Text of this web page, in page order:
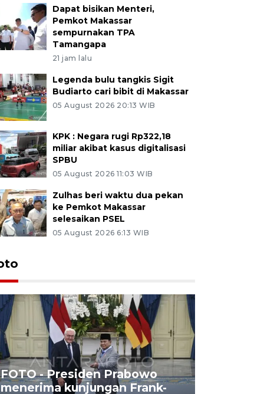
Dapat bisikan Menteri,
Pemkot Makassar
sempurnakan TPA
Tamangapa
21 jam lalu
Legenda bulu tangkis Sigit
Budiarto cari bibit di Makassar
05 August 2026 20:13 WIB
KPK : Negara rugi Rp322,18
miliar akibat kasus digitalisasi
SPBU
05 August 2026 11:03 WIB
Zulhas beri waktu dua pekan
ke Pemkot Makassar
selesaikan PSEL
05 August 2026 6:13 WIB
FOTO - Presiden Prabowo
menerima kunjungan Frank-